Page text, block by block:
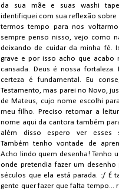
da sua mãe e suas washi
identifiquei com sua reflexão sobre
termos tempo para nos
sempre penso nisso, vejo como
deixando de cuidar da minha fé.
grave e por isso acho que acabo
cansada. Deus é nossa fortaleza.
certeza é fundamental. Eu
Testamento, mas parei no Novo,
de Mateus, cujo nome escolhi
meu filho. Preciso retomar a
nome aqui da cantora também
além disso espero ver esses
Também tenho vontade de
Acho lindo quem desenha! Tenho
onde pretendia fazer um
séculos que ela está parada. :/ É
gente quer fazer que falta tempo...